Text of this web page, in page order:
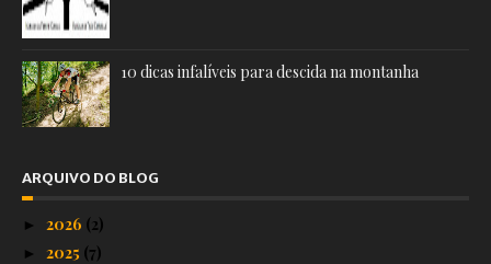
10 dicas infalíveis para descida na montanha
ARQUIVO DO BLOG
► 2026 (2)
► 2025 (7)